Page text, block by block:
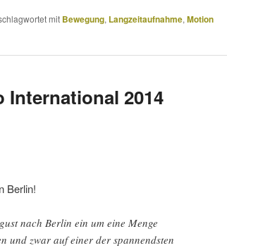
mit Bewegung, Langzeitaufnahme, Motion
International 2014
Berlin!
nach Berlin ein um eine Menge
und zwar auf einer der spannendsten